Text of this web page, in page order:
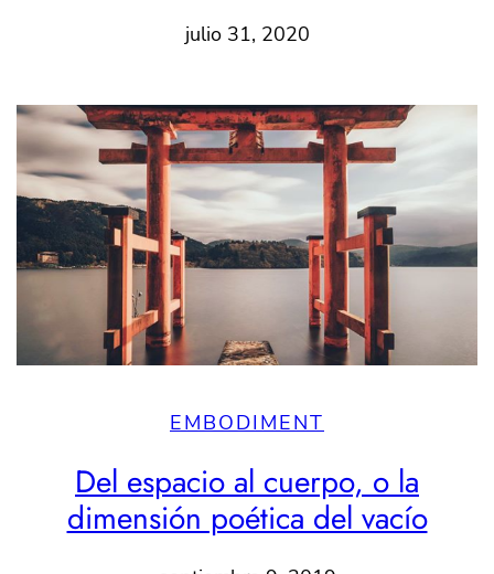
julio 31, 2020
EMBODIMENT
Del espacio al cuerpo, o la
dimensión poética del vacío